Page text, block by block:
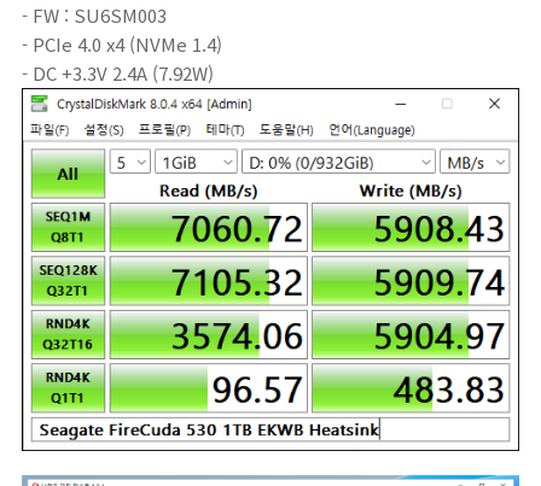
- FW : SU6SM003
- PCIe 4.0 x4 (NVMe 1.4)
- DC +3.3V 2.4A (7.92W)